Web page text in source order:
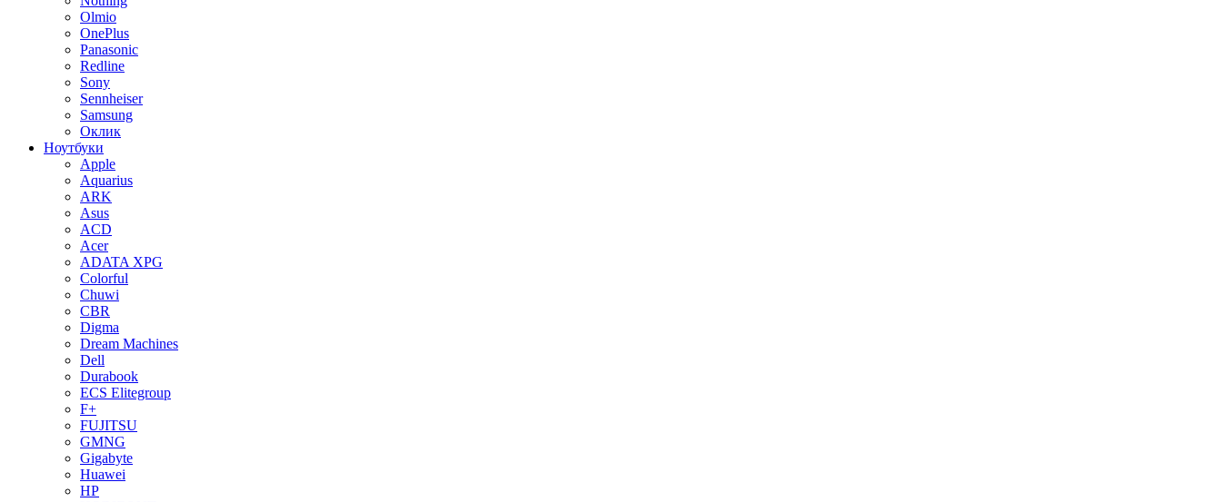
Olmio
OnePlus
Panasonic
Redline
Sony
Sennheiser
Samsung
Оклик
Ноутбуки
Apple
Aquarius
ARK
Asus
ACD
Acer
ADATA XPG
Colorful
Chuwi
CBR
Digma
Dream Machines
Dell
Durabook
ECS Elitegroup
F+
FUJITSU
GMNG
Gigabyte
Huawei
HP